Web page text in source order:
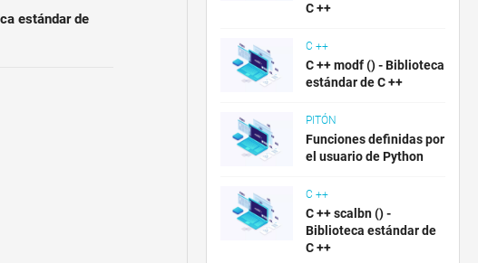
estándar de
C ++
C ++
C ++ modf () - Biblioteca
estándar de C ++
PITÓN
Funciones definidas por
el usuario de Python
C ++
C ++ scalbn () -
Biblioteca estándar de
C ++